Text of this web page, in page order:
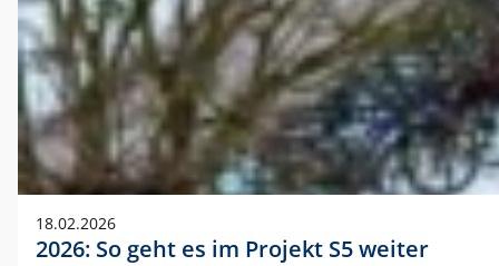
18.02.2026
2026: So geht es im Projekt S5 weiter